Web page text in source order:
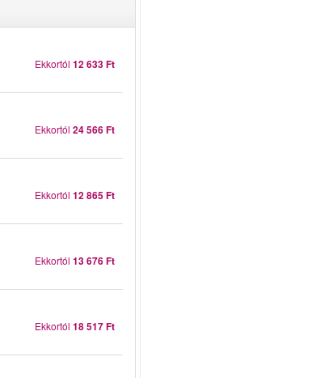
Ekkortól 12 633 Ft
Ekkortól 24 566 Ft
Ekkortól 12 865 Ft
Ekkortól 13 676 Ft
Ekkortól 18 517 Ft